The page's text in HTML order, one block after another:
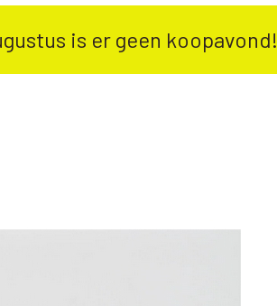
is er geen koopavond!